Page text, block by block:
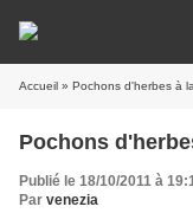
Accueil » Pochons d'herbes à
Pochons
Publié le 18/10/2011 à
Par venezia